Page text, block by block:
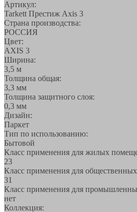
Артикул:
Tarkett Престиж Axis 3
Страна производства:
РОССИЯ
Цвет:
AXIS 3
Ширина:
3,5 м
Толщина общая:
3,3 мм
Толщина защитного слоя:
0,3 мм
Дизайн:
Паркет
Тип по использованию:
Бытовой
Класс применения для жилых
23
Класс применения для
31
Класс применения для
нет
Коллекция: